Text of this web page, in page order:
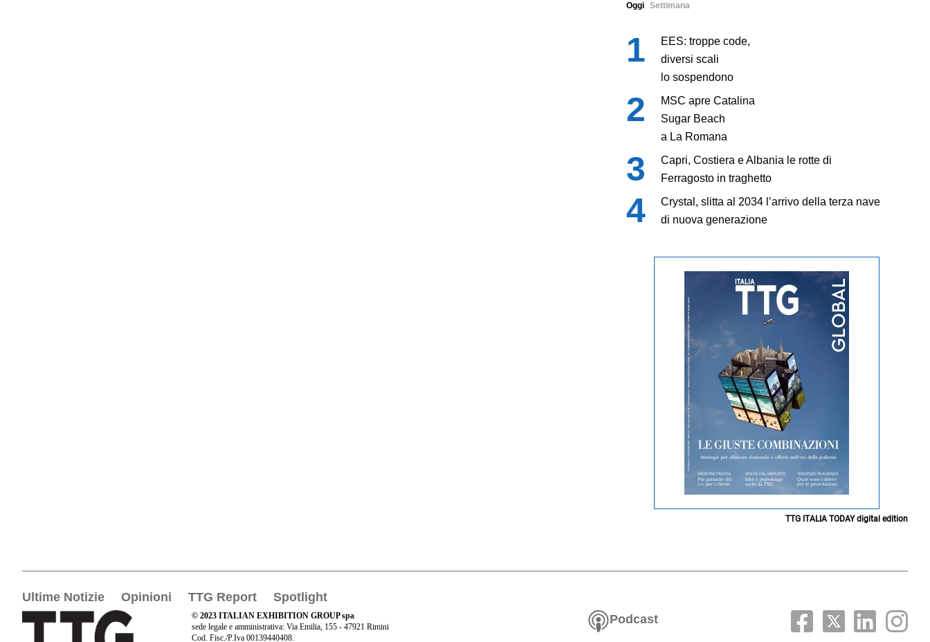
Oggi Settimana
EES: troppe code,
diversi scali
lo sospendono
MSC apre Catalina
Sugar Beach
a La Romana
Capri, Costiera e Albania le rotte di
Ferragosto in traghetto
Crystal, slitta al 2034 l’arrivo della terza nave
di nuova generazione
TTG ITALIA TODAY digital edition
Ultime Notizie Opinioni TTG Report Spotlight
© 2023 ITALIAN EXHIBITION GROUP spa
sede legale e amministrativa: Via Emilia, 155 - 47921 Rimini
Cod. Fisc./P.Iva 00139440408.
Podcast